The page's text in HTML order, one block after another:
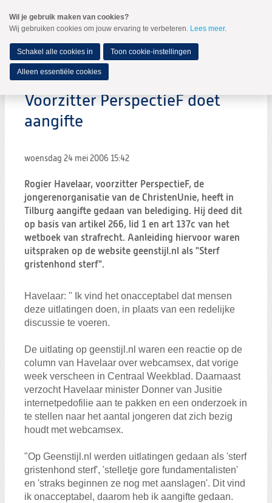
naar
Spring
de
inhoud
Spring
naar
hoofdmenu
MENU
Voorzitter PerspectieF doet
aangifte
woensdag 24 mei 2006 15:42
Rogier Havelaar, voorzitter PerspectieF, de
jongerenorganisatie van de ChristenUnie, heeft in
Tilburg aangifte gedaan van belediging. Hij deed dit
op basis van artikel 266, lid 1 en art 137c van het
wetboek van strafrecht. Aanleiding hiervoor waren
uitspraken op de website geenstijl.nl als "Sterf
gristenhond sterf".
Havelaar: " Ik vind het onacceptabel dat mensen
deze uitlatingen doen, in plaats van een redelijke
discussie te voeren.
De uitlating op geenstijl.nl waren een reactie op de
column van Havelaar over webcamsex, dat vorige
week verscheen in Centraal Weekblad. Daarnaast
verzocht Havelaar minister Donner van Jusitie
internetpedofilie aan te pakken en een onderzoek in
te stellen naar het aantal jongeren dat zich bezig
houdt met webcamsex.
"Op Geenstijl.nl werden uitlatingen gedaan als 'sterf
gristenhond sterf', 'stelletje gore fundamentalisten'
en 'straks beginnen ze nog met aanslagen'. Dit vind
ik onacceptabel, daarom heb ik aangifte gedaan.
Wil je gebruik maken van cookies?
Wij gebruiken cookies om jouw ervaring te verbeteren. Lees meer.
Schakel alle cookies in Toon cookie-instellingen
Alleen essentiële cookies